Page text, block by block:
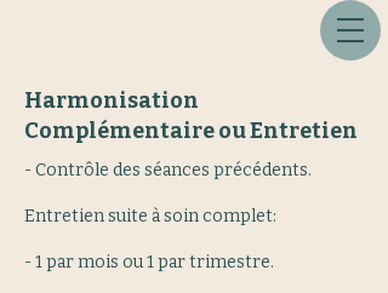
Harmonisation
Complémentaire ou Entretien
- Contrôle des séances précédents.
Entretien suite à soin complet:
- 1 par mois ou 1 par trimestre.